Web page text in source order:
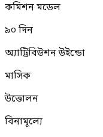
কমিশন মডেল
৯০ দিন
অ্যাট্রিবিউশন উইন্ডো
মাসিক
উত্তোলন
বিনামূল্যে